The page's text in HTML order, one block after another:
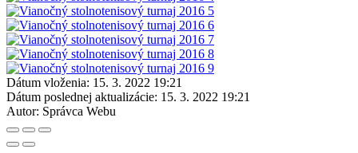
Dátum vloženia: 15. 3. 2022 19:21
Dátum poslednej aktualizácie: 15. 3. 2022 19:21
Autor: Správca Webu